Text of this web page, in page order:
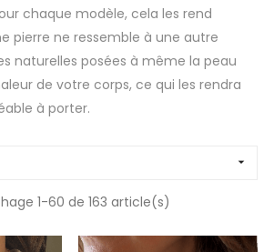
chaque modèle, cela les rend
pierre ne ressemble à une autre
naturelles posées à même la peau
de votre corps, ce qui les rendra
à porter.

1-60 de 163 article(s)